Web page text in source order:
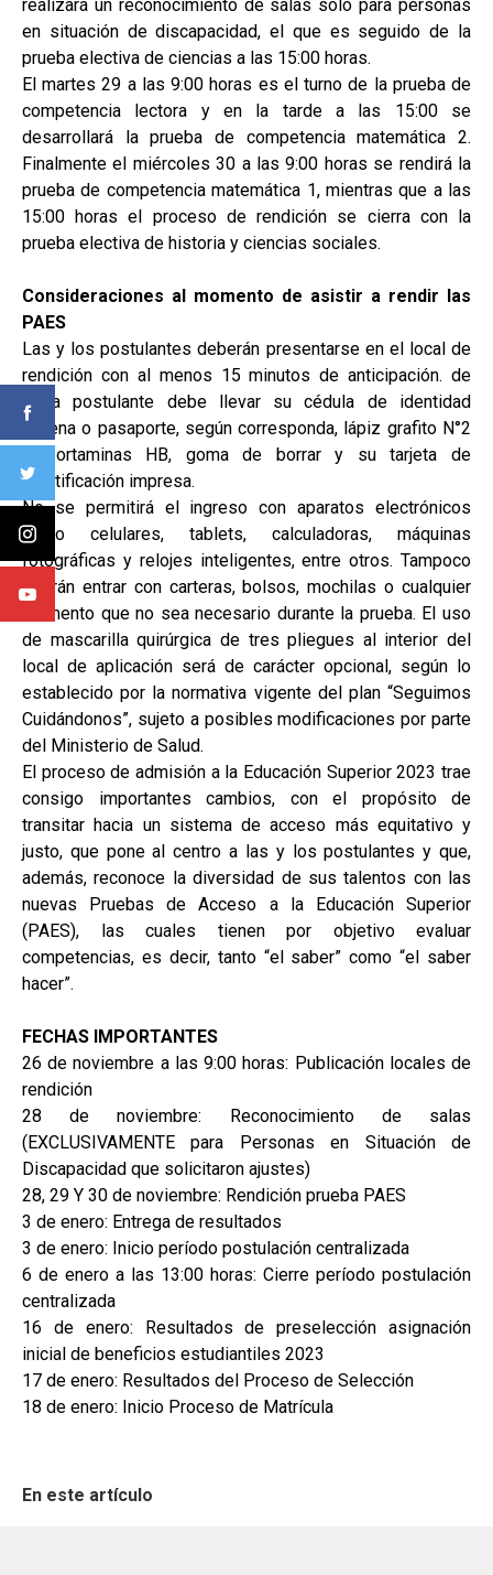
realizará un reconocimiento de salas solo para personas
en situación de discapacidad, el que es seguido de la
prueba electiva de ciencias a las 15:00 horas.
El martes 29 a las 9:00 horas es el turno de la prueba de
competencia lectora y en la tarde a las 15:00 se
desarrollará la prueba de competencia matemática 2.
Finalmente el miércoles 30 a las 9:00 horas se rendirá la
prueba de competencia matemática 1, mientras que a las
15:00 horas el proceso de rendición se cierra con la
prueba electiva de historia y ciencias sociales.
Consideraciones al momento de asistir a rendir las
PAES
Las y los postulantes deberán presentarse en el local de
rendición con al menos 15 minutos de anticipación. de
Cada postulante debe llevar su cédula de identidad
chilena o pasaporte, según corresponda, lápiz grafito N°2
o portaminas HB, goma de borrar y su tarjeta de
identificación impresa.
No se permitirá el ingreso con aparatos electrónicos
como celulares, tablets, calculadoras, máquinas
fotográficas y relojes inteligentes, entre otros. Tampoco
podrán entrar con carteras, bolsos, mochilas o cualquier
elemento que no sea necesario durante la prueba. El uso
de mascarilla quirúrgica de tres pliegues al interior del
local de aplicación será de carácter opcional, según lo
establecido por la normativa vigente del plan “Seguimos
Cuidándonos”, sujeto a posibles modificaciones por parte
del Ministerio de Salud.
El proceso de admisión a la Educación Superior 2023 trae
consigo importantes cambios, con el propósito de
transitar hacia un sistema de acceso más equitativo y
justo, que pone al centro a las y los postulantes y que,
además, reconoce la diversidad de sus talentos con las
nuevas Pruebas de Acceso a la Educación Superior
(PAES), las cuales tienen por objetivo evaluar
competencias, es decir, tanto “el saber” como “el saber
hacer”.
FECHAS IMPORTANTES
26 de noviembre a las 9:00 horas: Publicación locales de
rendición
28 de noviembre: Reconocimiento de salas
(EXCLUSIVAMENTE para Personas en Situación de
Discapacidad que solicitaron ajustes)
28, 29 Y 30 de noviembre: Rendición prueba PAES
3 de enero: Entrega de resultados
3 de enero: Inicio período postulación centralizada
6 de enero a las 13:00 horas: Cierre período postulación
centralizada
16 de enero: Resultados de preselección asignación
inicial de beneficios estudiantiles 2023
17 de enero: Resultados del Proceso de Selección
18 de enero: Inicio Proceso de Matrícula
En este artículo